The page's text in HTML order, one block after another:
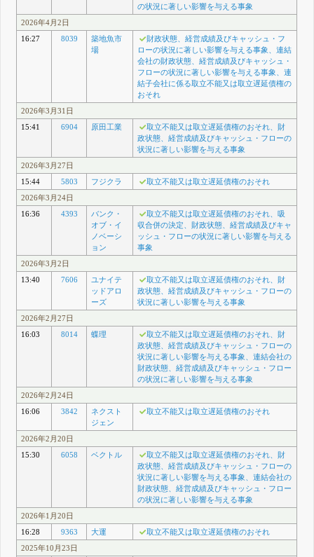
の状況に著しい影響を与える事象
2026年4月2日
16:27
8039
築地魚市
場
財政状態、経営成績及びキャッシュ・フ
ローの状況に著しい影響を与える事象、連結
会社の財政状態、経営成績及びキャッシュ・
フローの状況に著しい影響を与える事象、連
結子会社に係る取立不能又は取立遅延債権の
おそれ
2026年3月31日
15:41
6904 原田工業
取立不能又は取立遅延債権のおそれ、財
政状態、経営成績及びキャッシュ・フローの
状況に著しい影響を与える事象
2026年3月27日
15:44
5803 フジクラ
取立不能又は取立遅延債権のおそれ
2026年3月24日
16:36
4393
バンク・
オブ・イ
ノベーシ
ョン
取立不能又は取立遅延債権のおそれ、吸
収合併の決定、財政状態、経営成績及びキャ
ッシュ・フローの状況に著しい影響を与える
事象
2026年3月2日
13:40
7606
ユナイテ
ッドアロ
ーズ
取立不能又は取立遅延債権のおそれ、財
政状態、経営成績及びキャッシュ・フローの
状況に著しい影響を与える事象
2026年2月27日
16:03
8014 蝶理
取立不能又は取立遅延債権のおそれ、財
政状態、経営成績及びキャッシュ・フローの
状況に著しい影響を与える事象、連結会社の
財政状態、経営成績及びキャッシュ・フロー
の状況に著しい影響を与える事象
2026年2月24日
16:06
3842
ネクスト
ジェン
取立不能又は取立遅延債権のおそれ
2026年2月20日
15:30
6058 ベクトル
取立不能又は取立遅延債権のおそれ、財
政状態、経営成績及びキャッシュ・フローの
状況に著しい影響を与える事象、連結会社の
財政状態、経営成績及びキャッシュ・フロー
の状況に著しい影響を与える事象
2026年1月20日
16:28
9363 大運
取立不能又は取立遅延債権のおそれ
2025年10月23日